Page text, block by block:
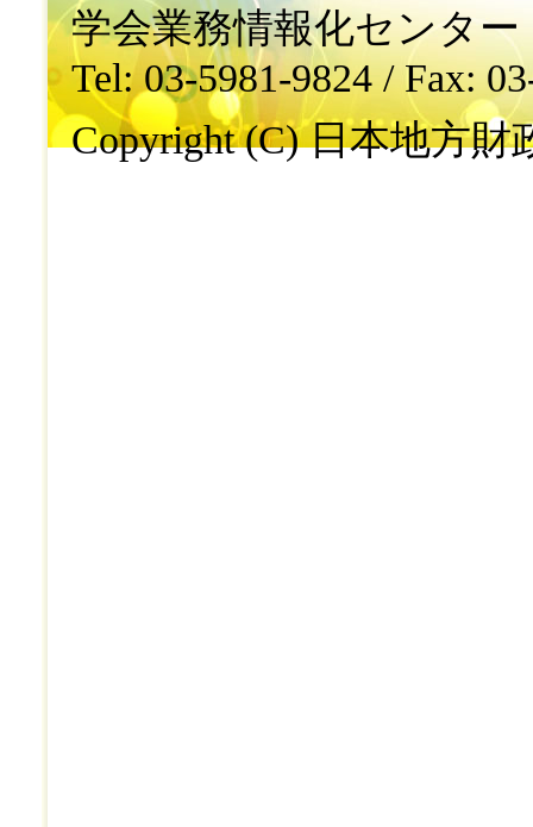
学会業務情報化センタ
Tel: 03-5981-9824 / Fax:
Copyright (C) 日本地方財